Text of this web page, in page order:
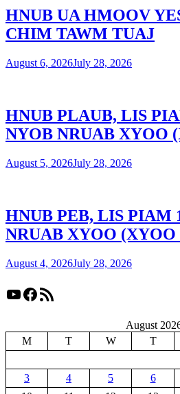
HNUB UA HMOOV
CHIM TAWM TUAJ
August 6, 2026July 28, 2026
HNUB PLAUB, LIS
NYOB NRUAB XYOO
August 5, 2026July 28, 2026
HNUB PEB, LIS PIAM
NRUAB XYOO
August 4, 2026July 28, 2026
YouTube
Facebook
RSS Feed
August
M
T W T
3
4 5 6